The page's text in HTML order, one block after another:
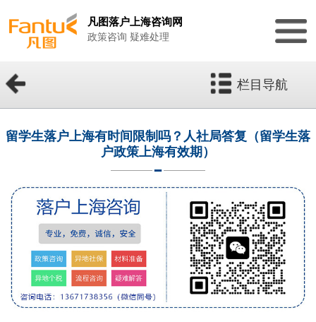
凡图落户上海咨询网
政策咨询 疑难处理
栏目导航
留学生落户上海有时间限制吗？人社局答复（留学生落
户政策上海有效期）